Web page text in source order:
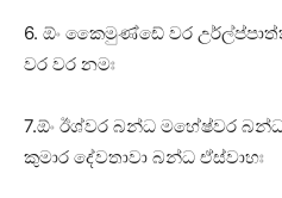
6. ඕං කෛමුණ්‌ඩේ වර
වර වර නමඃ
7.ඕං ඊශ්වර බන්ධ මහේෂ්වර
කුමාර දේවතාවා බන්ධ ඒස්‌වාහඃ